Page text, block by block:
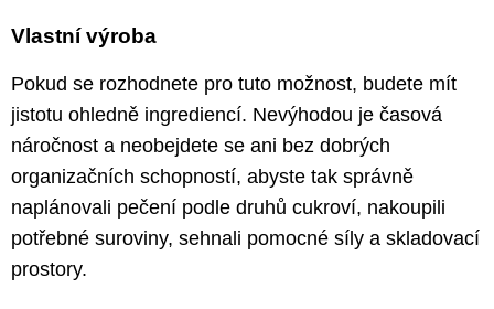
Vlastní výroba
Pokud se rozhodnete pro tuto možnost, budete mít
jistotu ohledně ingrediencí. Nevýhodou je časová
náročnost a neobejdete se ani bez dobrých
organizačních schopností, abyste tak správně
naplánovali pečení podle druhů cukroví, nakoupili
potřebné suroviny, sehnali pomocné síly a skladovací
prostory.